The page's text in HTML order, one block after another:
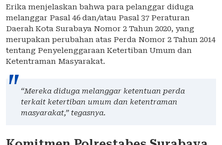
Erika menjelaskan bahwa para pelanggar diduga
melanggar Pasal 46 dan/atau Pasal 37 Peraturan
Daerah Kota Surabaya Nomor 2 Tahun 2020, yang
merupakan perubahan atas Perda Nomor 2 Tahun 2014
tentang Penyelenggaraan Ketertiban Umum dan
Ketentraman Masyarakat.
“Mereka diduga melanggar ketentuan perda
terkait ketertiban umum dan ketentraman
masyarakat,” tegasnya.